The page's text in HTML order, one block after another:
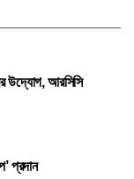
উদ্যোগ, আরসিসি
প্রদান